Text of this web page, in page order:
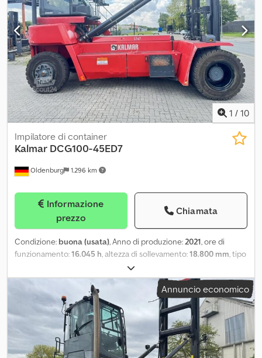
1 / 10
Oldenburg 1.296 km
Impilatore di container
Kalmar DCG100-45ED7
prezzo
Chiamata
Condizione: buona (usata), Anno di produzione: 2021, ore di
funzionamento:16.045 h , altezza di sollevamento:18.800 mm , tipo
185 kW (251,53 CV)
motori:Diesel - Volvo TAD881VE TierIV, Sistema di lubrificazione
centralizzato, telecamera, sistema di arresto automatico 30´.
Pneumatici anteriori: 4 x 14.00-24 / Superelastik / 60 - 80%
Pneumatici posteriori: 2 x 14.00-24 / Superelastik / 40 - 60%
Dispositivi di scorrimento laterale, riscaldamento, cabina
completa, impianto di climatizzazione = Ulteriori informazioni =
Peso Peso a vuoto: 43.280 kg Caratteristiche Capacità di
Annuncio economico